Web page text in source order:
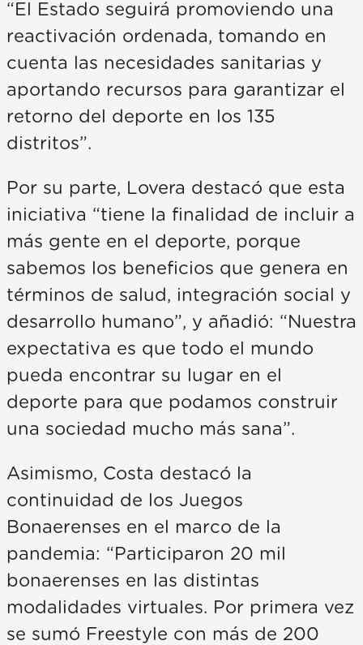
“El Estado seguirá promoviendo una
reactivación ordenada, tomando en
cuenta las necesidades sanitarias y
aportando recursos para garantizar el
retorno del deporte en los 135
distritos”.
Por su parte, Lovera destacó que esta
iniciativa “tiene la finalidad de incluir a
más gente en el deporte, porque
sabemos los beneficios que genera en
términos de salud, integración social y
desarrollo humano”, y añadió: “Nuestra
expectativa es que todo el mundo
pueda encontrar su lugar en el
deporte para que podamos construir
una sociedad mucho más sana”.
Asimismo, Costa destacó la
continuidad de los Juegos
Bonaerenses en el marco de la
pandemia: “Participaron 20 mil
bonaerenses en las distintas
modalidades virtuales. Por primera vez
se sumó Freestyle con más de 200